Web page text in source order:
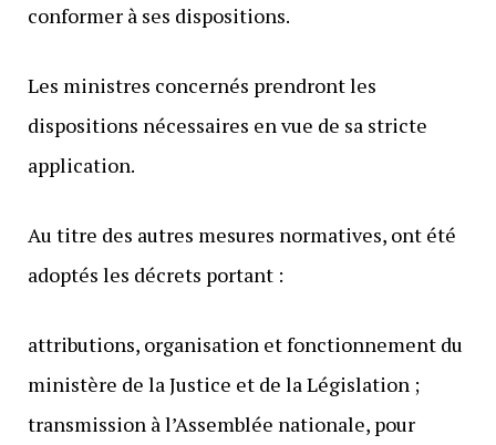
conformer à ses dispositions.
Les ministres concernés prendront les
dispositions nécessaires en vue de sa stricte
application.
Au titre des autres mesures normatives, ont été
adoptés les décrets portant :
attributions, organisation et fonctionnement du
ministère de la Justice et de la Législation ;
transmission à l’Assemblée nationale, pour